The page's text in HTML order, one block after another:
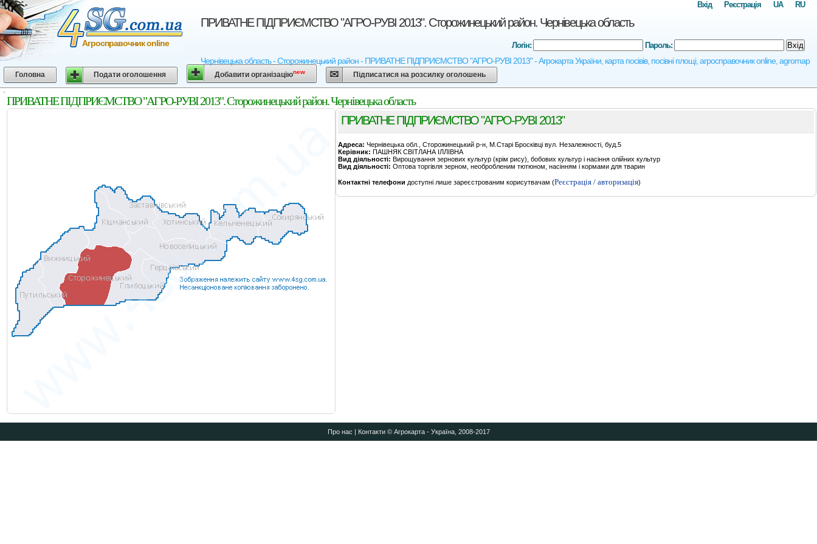
ПРИВАТНЕ ПІДПРИЄМСТВО "АГРО-РУВІ 2013". Сторожинецький район. Чернівецька область
Чернівецька область - Сторожинецький район - ПРИВАТНЕ ПІДПРИЄМСТВО "АГРО-РУВІ 2013" - Агрокарта України, карта посівів, посівні площі, агросправочник online, agromap
Агросправочник online
RU
UA
Реєстрація
Вхід
Логін: Пароль: Вхід
Головна Подати оголошення Добавити організаціюnew Підписатися на розсилку оголошень
ПРИВАТНЕ ПІДПРИЄМСТВО "АГРО-РУВІ 2013". Сторожинецький район. Чернівецька область
ПРИВАТНЕ ПІДПРИЄМСТВО "АГРО-РУВІ 2013"
Адреса: Чернівецька обл., Сторожинецький р-н, М.Старі Бросківці вул. Незалежності, буд.5
Керівник: ПАШНЯК СВІТЛАНА ІЛЛІВНА
Вид діяльності: Вирощування зернових культур (крім рису), бобових культур і насіння олійних культур
Вид діяльності: Оптова торгівля зерном, необробленим тютюном, насінням і кормами для тварин
Контактні телефони доступні лише зареєстрованим корисутвачам (Реєстрація / авторизація)
Про нас | Контакти© Агрокарта - Україна, 2008-2017